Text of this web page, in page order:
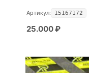
Артикул: 15167172
25.000₽